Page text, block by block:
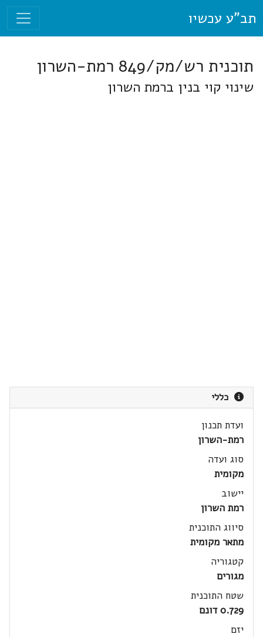
תב"ע עכשיו
תוכנית רש/מק/849 רמת-השרון
שינוי קוי בנין ברמת השרון
כללי
ועדת תכנון
רמת-השרון
סוג ועדה
מקומית
יישוב
רמת השרון
סיווג התוכנית
מתאר מקומית
קטגוריה
מגורים
שטח התוכנית
0.729 דונם
יזם